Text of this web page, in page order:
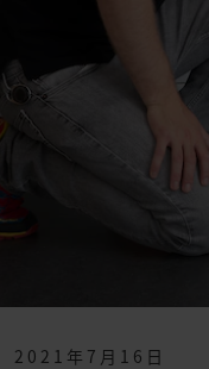
2021年7月16日